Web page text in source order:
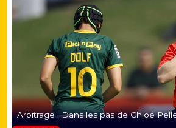
Arbitrage : Dans les pas de Chloé